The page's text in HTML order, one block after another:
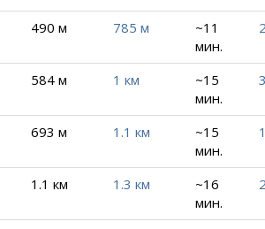
490 м 785 м
~11
мин.
584 м 1 км
~15
мин.
693 м 1.1 км
~15
мин.
1.1 км 1.3 км
~16
мин.